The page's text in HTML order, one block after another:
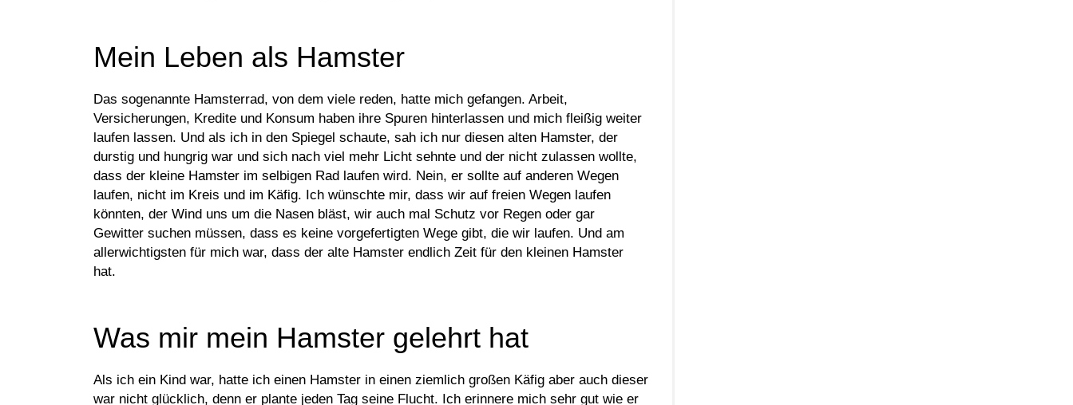
Mein Leben als Hamster
Das sogenannte Hamsterrad, von dem viele reden, hatte mich gefangen. Arbeit,
Versicherungen, Kredite und Konsum haben ihre Spuren hinterlassen und mich fleißig weiter
laufen lassen. Und als ich in den Spiegel schaute, sah ich nur diesen alten Hamster, der
durstig und hungrig war und sich nach viel mehr Licht sehnte und der nicht zulassen wollte,
dass der kleine Hamster im selbigen Rad laufen wird. Nein, er sollte auf anderen Wegen
laufen, nicht im Kreis und im Käfig. Ich wünschte mir, dass wir auf freien Wegen laufen
könnten, der Wind uns um die Nasen bläst, wir auch mal Schutz vor Regen oder gar
Gewitter suchen müssen, dass es keine vorgefertigten Wege gibt, die wir laufen. Und am
allerwichtigsten für mich war, dass der alte Hamster endlich Zeit für den kleinen Hamster
hat.
Was mir mein Hamster gelehrt hat
Als ich ein Kind war, hatte ich einen Hamster in einen ziemlich großen Käfig aber auch dieser
war nicht glücklich, denn er plante jeden Tag seine Flucht. Ich erinnere mich sehr gut wie er